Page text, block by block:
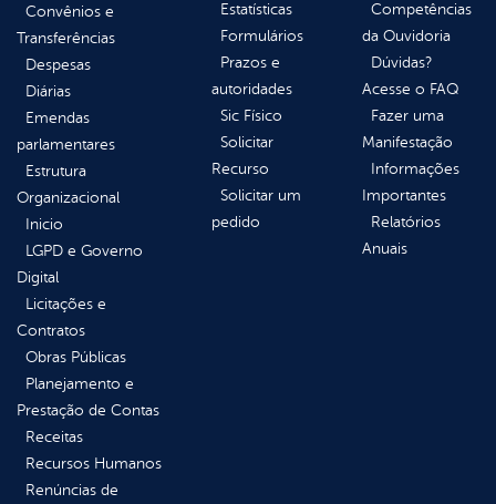
Convênios e
Transferências
Despesas
Diárias
Emendas
parlamentares
Estrutura
Organizacional
Inicio
LGPD e Governo
Digital
Licitações e
Contratos
Obras Públicas
Planejamento e
Prestação de Contas
Receitas
Recursos Humanos
Renúncias de
Estatísticas
Formulários
Prazos e
autoridades
Sic Físico
Solicitar
Recurso
Solicitar um
pedido
Competências
da Ouvidoria
Dúvidas?
Acesse o FAQ
Fazer uma
Manifestação
Informações
Importantes
Relatórios
Anuais